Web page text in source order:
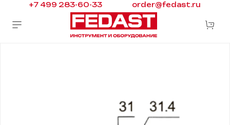
+7 499 283-60-33 order@fedast.ru